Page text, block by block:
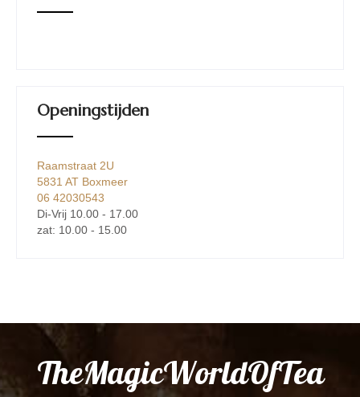
Openingstijden
Raamstraat 2U
5831 AT Boxmeer
06 42030543
Di-Vrij 10.00 - 17.00
zat: 10.00 - 15.00
TheMagicWorldOfTea